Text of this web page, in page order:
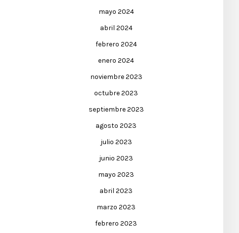
mayo 2024
abril 2024
febrero 2024
enero 2024
noviembre 2023
octubre 2023
septiembre 2023
agosto 2023
julio 2023
junio 2023
mayo 2023
abril 2023
marzo 2023
febrero 2023